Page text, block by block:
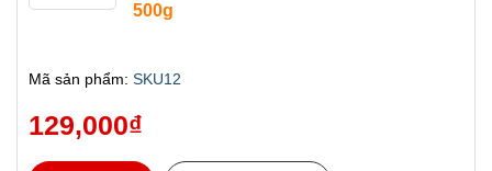
500g
Mã sản phẩm: SKU12
129,000₫